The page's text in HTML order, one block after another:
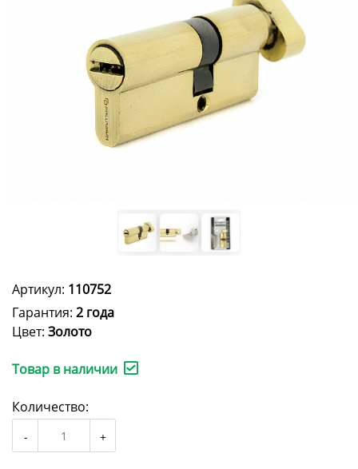
Артикул: 110752
Гарантия: 2 года
Цвет: Золото
Товар в наличии
Количество: